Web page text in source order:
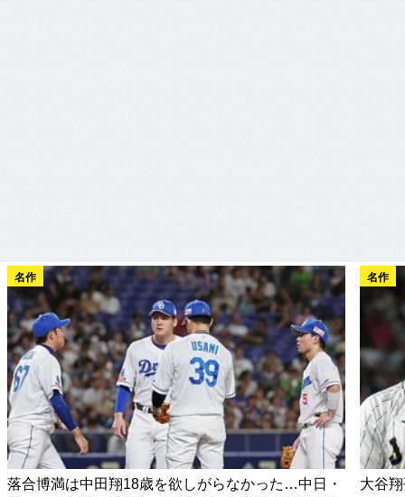
名作
落合博満は中田翔18歳を欲しがらなかった…中日・
名作
大谷